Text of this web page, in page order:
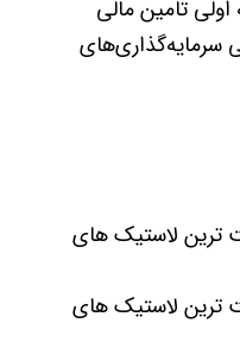
تامین مالی
سرمایه‌گذاری‌های
ترین لاستیک های
ترین لاستیک های